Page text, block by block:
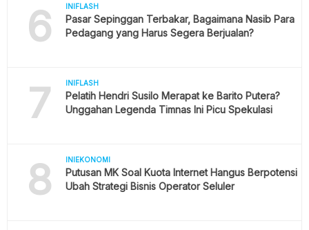
6 INIFLASH
Pasar Sepinggan Terbakar, Bagaimana Nasib Para
Pedagang yang Harus Segera Berjualan?
7 INIFLASH
Pelatih Hendri Susilo Merapat ke Barito Putera?
Unggahan Legenda Timnas Ini Picu Spekulasi
8 INIEKONOMI
Putusan MK Soal Kuota Internet Hangus Berpotensi
Ubah Strategi Bisnis Operator Seluler